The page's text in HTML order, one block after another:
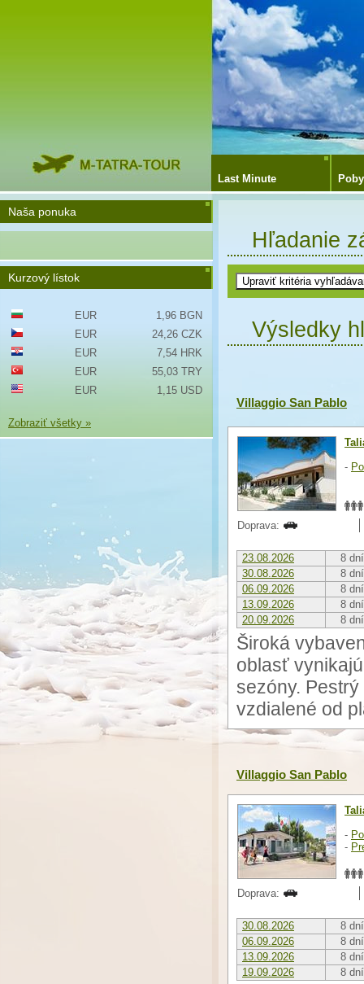
Last Minute
Hľadanie
Výsledky
Villaggio San Pablo
-
Doprava:
23.08.2026
8 dní
30.08.2026
8 dní
06.09.2026
8 dní
13.09.2026
8 dní
20.09.2026
8 dní
Široká
oblasť
sezóny.
vzdialené od
Villaggio San Pablo
-
-
Doprava:
30.08.2026
8 dní
06.09.2026
8 dní
13.09.2026
8 dní
19.09.2026
8 dní
Naša ponuka
Kurzový lístok
EUR
1,96 BGN
EUR
24,26 CZK
EUR
7,54 HRK
EUR
55,03 TRY
EUR
1,15 USD
Zobraziť všetky »